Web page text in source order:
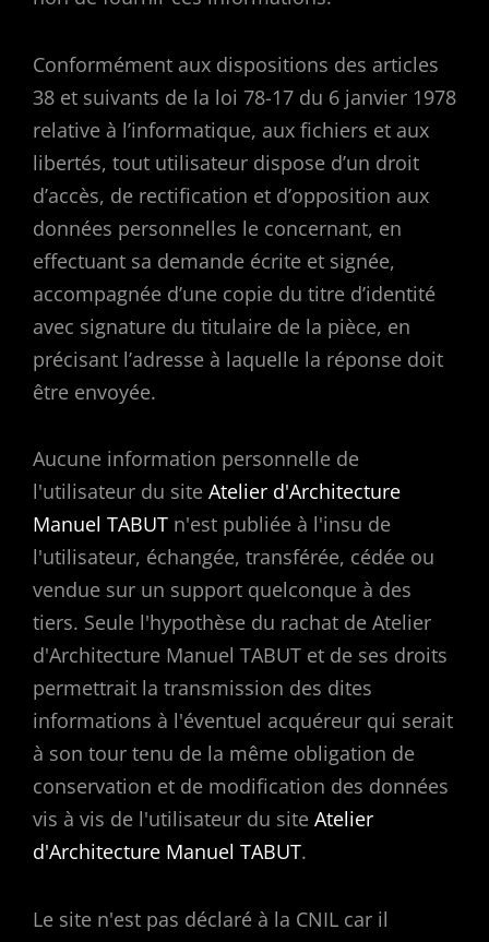
Conformément aux dispositions des articles
38 et suivants de la loi 78-17 du 6 janvier 1978
relative à l’informatique, aux fichiers et aux
libertés, tout utilisateur dispose d’un droit
d’accès, de rectification et d’opposition aux
données personnelles le concernant, en
effectuant sa demande écrite et signée,
accompagnée d’une copie du titre d’identité
avec signature du titulaire de la pièce, en
précisant l’adresse à laquelle la réponse doit
être envoyée.
Aucune information personnelle de
l'utilisateur du site Atelier d'Architecture
Manuel TABUT n'est publiée à l'insu de
l'utilisateur, échangée, transférée, cédée ou
vendue sur un support quelconque à des
tiers. Seule l'hypothèse du rachat de Atelier
d'Architecture Manuel TABUT et de ses droits
permettrait la transmission des dites
informations à l'éventuel acquéreur qui serait
à son tour tenu de la même obligation de
conservation et de modification des données
vis à vis de l'utilisateur du site Atelier
d'Architecture Manuel TABUT.
Le site n'est pas déclaré à la CNIL car il